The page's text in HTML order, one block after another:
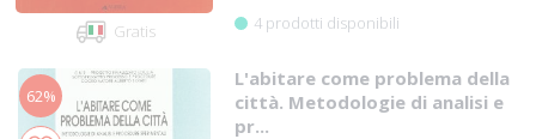
Gratis 4 prodotti disponibili
62%
L'abitare come problema della
città. Metodologie di analisi e
pr...